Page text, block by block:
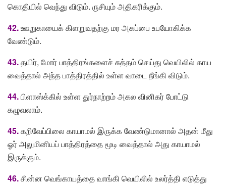
கொதியில் வெந்து விடும். ருசியும் அதிகரிக்கும்.
42.ஊறுகாயைக் கிளறுவதற்கு மர அகப்பை உபயோகிக்க
வேண்டும்.
43.தயிர், மோர் பாத்திரங்களைச் சுத்தம் செய்து வெயிலில் காய
வைத்தால் அந்த பாத்திரத்தில் உள்ள வாடை நீங்கி விடும்.
44.பிளாஸ்க்கில் உள்ள துர்நாற்றம் அகல வினிகர் போட்டு
கழுவலாம்.
45.கறிவேப்பிலை காயாமல் இருக்க வேண்டுமானால் அதன் மீது
ஓர் அலுமினியப் பாத்திரத்தை மூடி வைத்தால் அது காயாமல்
இருக்கும்.
46.சின்ன வெங்காயத்தை வாங்கி வெயிலில் உலர்த்தி எடுத்து